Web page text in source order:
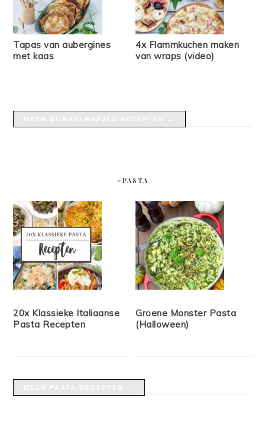
Tapas van aubergines
met kaas
4x Flammkuchen maken
van wraps (video)
#PASTA
20x Klassieke Italiaanse
Pasta Recepten
Groene Monster Pasta
(Halloween)